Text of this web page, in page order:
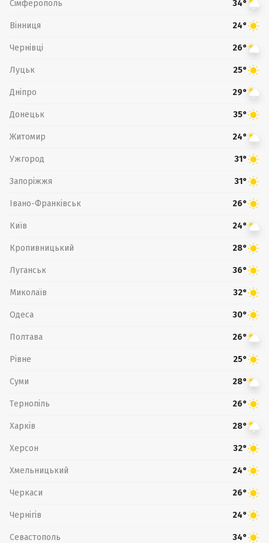
Сімферополь 34°
Вінниця 24°
Чернівці 26°
Луцьк 25°
Дніпро 29°
Донецьк 35°
Житомир 24°
Ужгород 31°
Запоріжжя 31°
Івано-Франківськ 26°
Київ 24°
Кропивницький 28°
Луганськ 36°
Миколаїв 32°
Одеса 30°
Полтава 26°
Рівне 25°
Суми 28°
Тернопіль 26°
Харків 28°
Херсон 32°
Хмельницький 24°
Черкаси 26°
Чернігів 24°
Севастополь 34°